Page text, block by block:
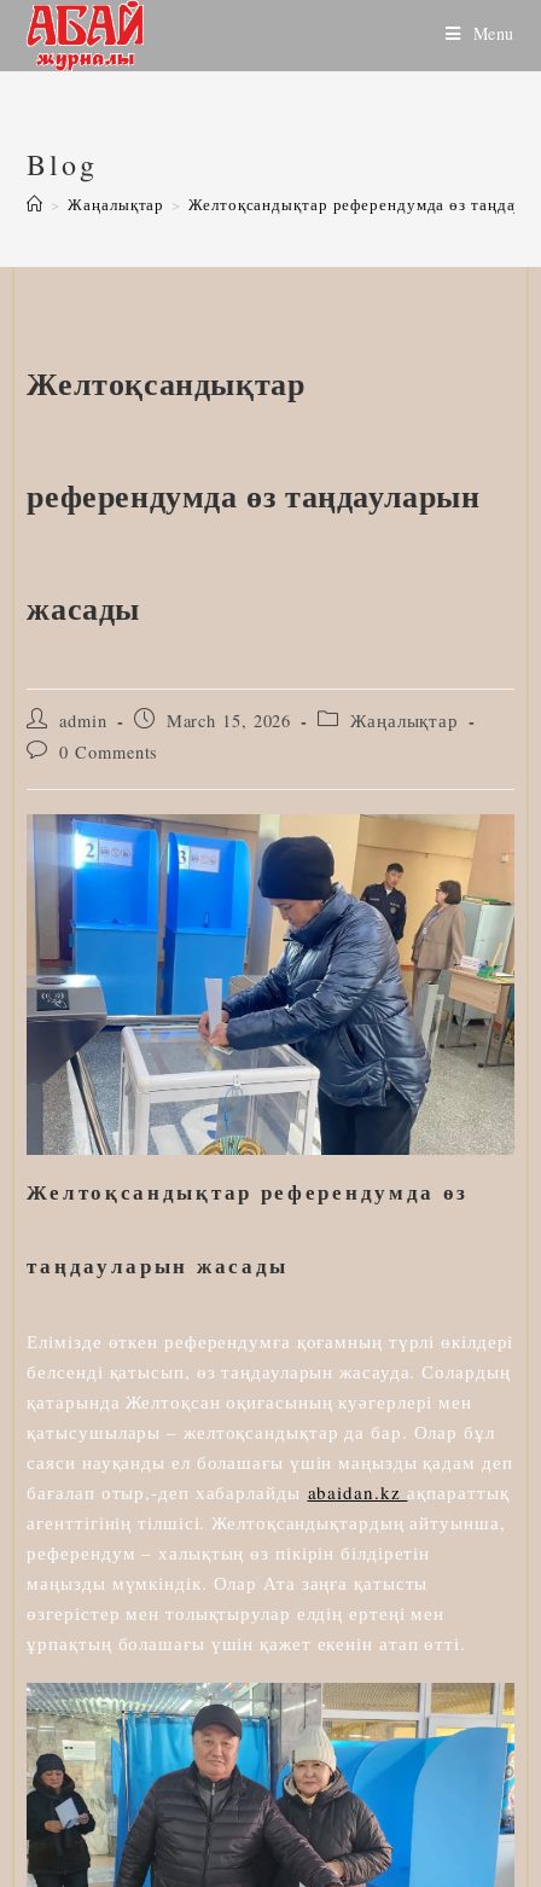
Skip
content
Menu
Blog
> Жаңалықтар > Желтоқсандықтар референдумда өз
Желтоқсандықтар
референдумда өз таңдауларын
жасады
Post
author:
admin
Post
published:
March 15, 2026
Post Жаңалықтар
Post0 Comments
Желтоқсандықтар референдумда өз
таңдауларын жасады
Елімізде өткен референдумға қоғамның түрлі өкілдері
белсенді қатысып, өз таңдауларын жасауда. Солардың
қатарында Желтоқсан оқиғасының куәгерлері мен
қатысушылары – желтоқсандықтар да бар. Олар бұл
саяси науқанды ел болашағы үшін маңызды қадам деп
бағалап отыр,-деп хабарлайды abaidan.kzақпараттық
агенттігінің тілшісі. Желтоқсандықтардың айтуынша,
референдум – халықтың өз пікірін білдіретін
маңызды мүмкіндік. Олар Ата заңға қатысты
өзгерістер мен толықтырулар елдің ертеңі мен
ұрпақтың болашағы үшін қажет екенін атап өтті.